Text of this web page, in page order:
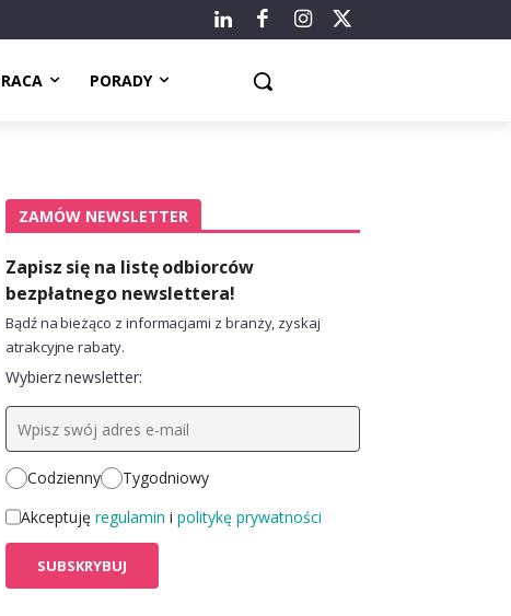
PORADY
ZAMÓW NEWSLETTER
Zapisz się na listę odbiorców
bezpłatnego newslettera!
Bądź na bieżąco z informacjami z branży, zyskaj
atrakcyjne rabaty.
Wybierz newsletter:
Codzienny
Tygodniowy
Akceptuję regulamin i politykę prywatności